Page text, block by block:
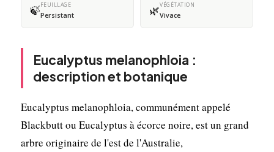
🍃FEUILLAGE
Persistant 🌿VÉGÉTATION
Vivace
Eucalyptus melanophloia :
description et botanique
Eucalyptus melanophloia, communément appelé
Blackbutt ou Eucalyptus à écorce noire, est un grand
arbre originaire de l'est de l'Australie,